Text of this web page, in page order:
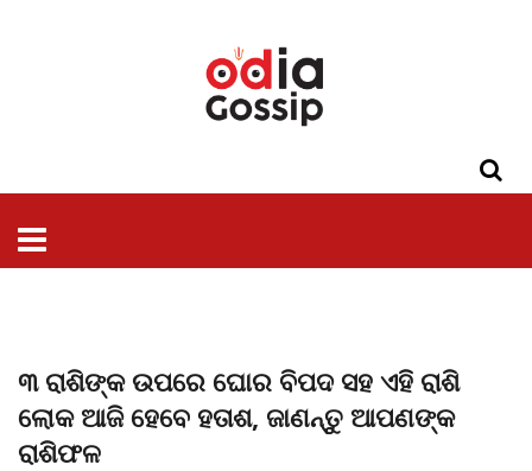
୩ ରାଶିଙ୍କ ଉପରେ ଘୋର ବିପଦ ସହ ଏହି ରାଶି
ଲୋକ ଆଜି ହେବେ ହତାଶ, ଜାଣନ୍ତୁ ଆପଣଙ୍କ
ରାଶିଫଳ